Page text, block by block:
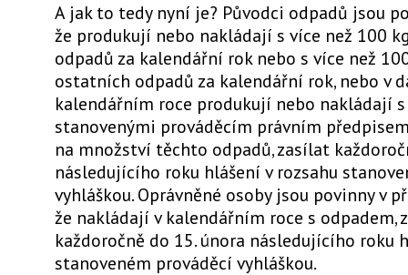
A jak to tedy nyní je? Původci odpadů jsou
že produkují nebo nakládají s více než 100
odpadů za kalendářní rok nebo s více než
ostatních odpadů za kalendářní rok, nebo v
kalendářním roce produkují nebo nakládají
stanovenými prováděcím právním
na množství těchto odpadů, zasílat
následujícího roku hlášení v rozsahu
vyhláškou. Oprávněné osoby jsou povinny v
že nakládají v kalendářním roce s odpadem,
každoročně do 15. února následujícího roku
stanoveném prováděcí vyhláškou.